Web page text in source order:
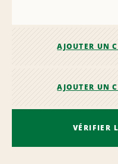
AJOUTER UN
AJOUTER UN
VÉRIFIER